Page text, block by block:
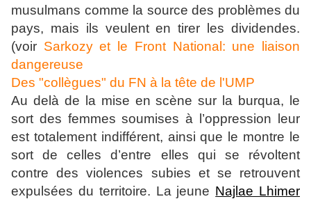
musulmans comme la source des problèmes du
pays, mais ils veulent en tirer les dividendes.
(voir Sarkozy et le Front National: une liaison
dangereuse
Des "collègues" du FN à la tête de l'UMP
Au delà de la mise en scène sur la burqua, le
sort des femmes soumises à l’oppression leur
est totalement indifférent, ainsi que le montre le
sort de celles d’entre elles qui se révoltent
contre des violences subies et se retrouvent
expulsées du territoire. La jeune Najlae Lhimer